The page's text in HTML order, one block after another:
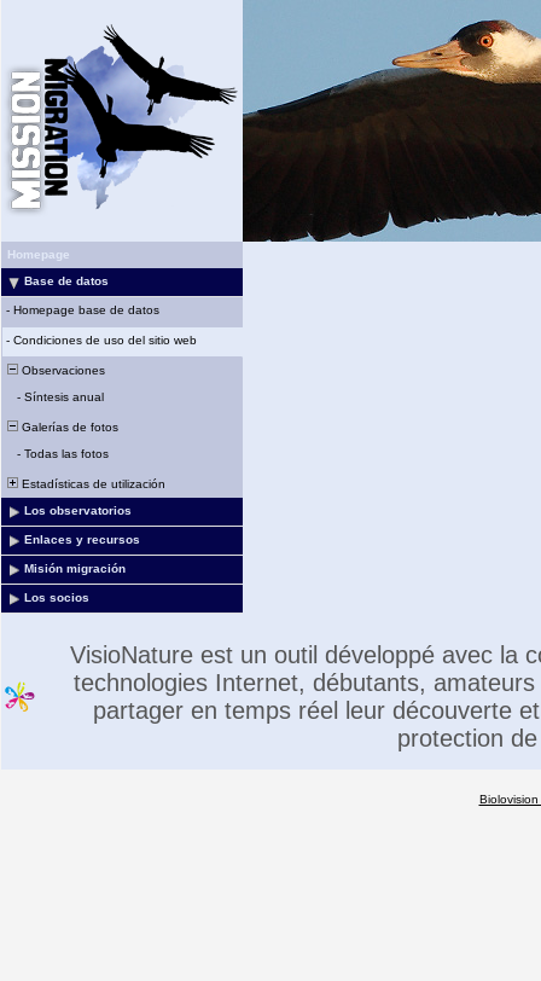
Homepage
Base de datos
- Homepage base de datos
- Condiciones de uso del sitio web
Observaciones
- Síntesis anual
Galerías de fotos
- Todas las fotos
Estadísticas de utilización
Los observatorios
Enlaces y recursos
Misión migración
Los socios
VisioNature est un outil développé avec la
technologies Internet, débutants,
partager en temps réel leur découverte
protection
Biolovision